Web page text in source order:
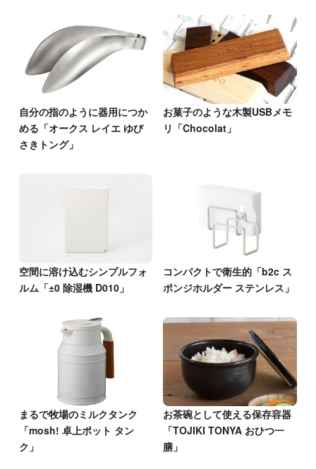
自分の指のように器用につか
める「オークス レイエ ゆび
さきトング」
お菓子のような木製USBメモ
リ「Chocolat」
空間に溶け込むシンプルフォ
ルム「±0 除湿機 D010」
コンパクトで衛生的「b2c ス
ポンジホルダー ステンレス」
まるで牧場のミルクタンク
「mosh! 卓上ポット タン
ク」
お茶碗として使える保存容器
「TOJIKI TONYA おひつ一
膳」